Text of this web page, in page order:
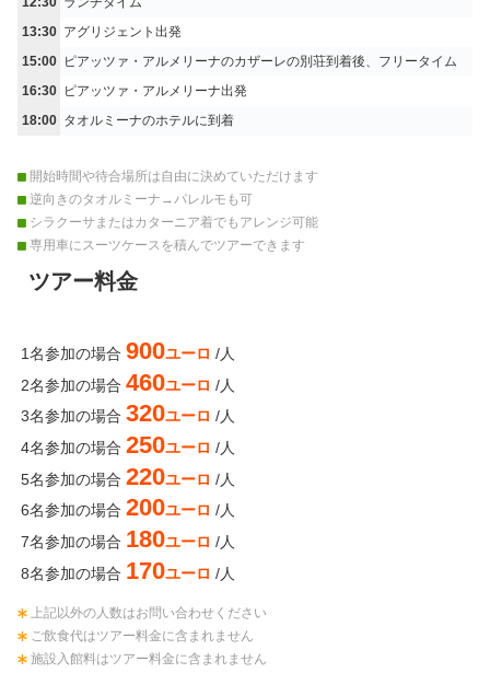
13:30 アグリジェント出発
15:00
ピアッツァ・アルメリーナのカザーレの別荘到着後、フリータイム
16:30
ピアッツァ・アルメリーナ出発
18:00 タオルミーナのホテルに到着
開始時間や待合場所は自由に決めていただけます
逆向きのタオルミーナ→パレルモも可
シラクーサまたはカターニア着でもアレンジ可能
専用車にスーツケースを積んでツアーできます
ツアー料金
1名参加の場合 900ユーロ /人
2名参加の場合 460ユーロ /人
3名参加の場合 320ユーロ /人
4名参加の場合 250ユーロ /人
5名参加の場合 220ユーロ /人
6名参加の場合 200ユーロ /人
7名参加の場合 180ユーロ /人
8名参加の場合 170ユーロ /人
上記以外の人数はお問い合わせください
ご飲食代はツアー料金に含まれません
施設入館料はツアー料金に含まれません